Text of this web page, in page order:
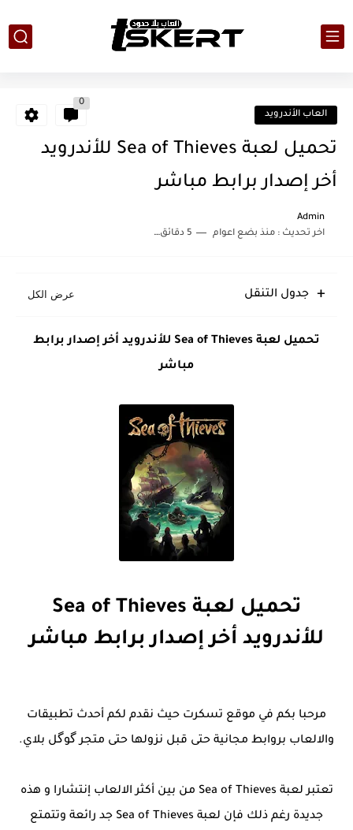
العاب الأندرويد
0
تحميل لعبة Sea of Thieves للأندرويد
أخر إصدار برابط مباشر
Admin
اخر تحديث :منذ بضع اعوام 5 دقائق للقراءة
جدول التنقل
تحميل لعبة Sea of Thieves للأندرويد أخر إصدار برابط
مباشر
تحميل لعبة Sea of Thieves
للأندرويد أخر إصدار برابط مباشر
مرحبا بكم في موقع تسكرت حيث نقدم لكم أحدث تطبيقات
والالعاب بروابط مجانية حتى قبل نزولها حتى متجر گوگل بلاي.
تعتبر لعبة Sea of Thieves من بين أكثر الالعاب إنتشارا و هذه
جديدة رغم ذلك فإن لعبة Sea of Thieves جد رائعة وتتمتع